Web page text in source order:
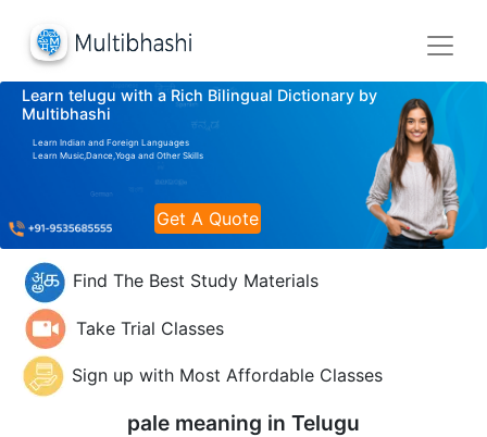
Learn telugu with a Rich Bilingual Dictionary by
Multibhashi
Learn Indian and Foreign Languages
Learn Music,Dance,Yoga and Other Skills
Get A Quote
Find The Best Study Materials
Take Trial Classes
Sign up with Most Affordable Classes
pale meaning in Telugu